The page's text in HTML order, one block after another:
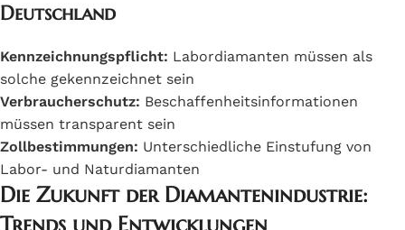
Deutschland
Kennzeichnungspflicht: Labordiamanten müssen als
solche gekennzeichnet sein
Verbraucherschutz: Beschaffenheitsinformationen
müssen transparent sein
Zollbestimmungen: Unterschiedliche Einstufung von
Labor- und Naturdiamanten
Die Zukunft der Diamantenindustrie: